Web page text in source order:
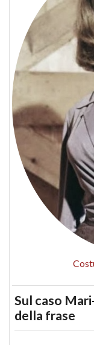
Sul caso
della frase